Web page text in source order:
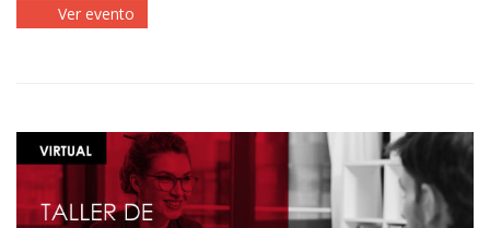
Ver evento